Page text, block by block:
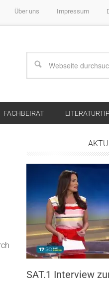
Über uns Impressum
FACHBEIRAT
SAT.1 Interview